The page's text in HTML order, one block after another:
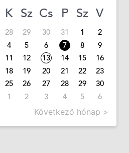
K Sz Cs P Sz V
28 29 30 31 1
2
4 5 6 7 8
9
11 12 13 14 15
16
18 19 20 21 22
23
25 26 27 28 29
30
1 2 3 4 5 6
Következő hónap >